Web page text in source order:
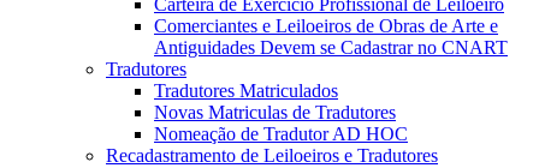
Carteira de Exercício Profissional de Leiloeiro
Comerciantes e Leiloeiros de Obras de Arte e
Antiguidades Devem se Cadastrar no CNART
Tradutores
Tradutores Matriculados
Novas Matriculas de Tradutores
Nomeação de Tradutor AD HOC
Recadastramento de Leiloeiros e Tradutores